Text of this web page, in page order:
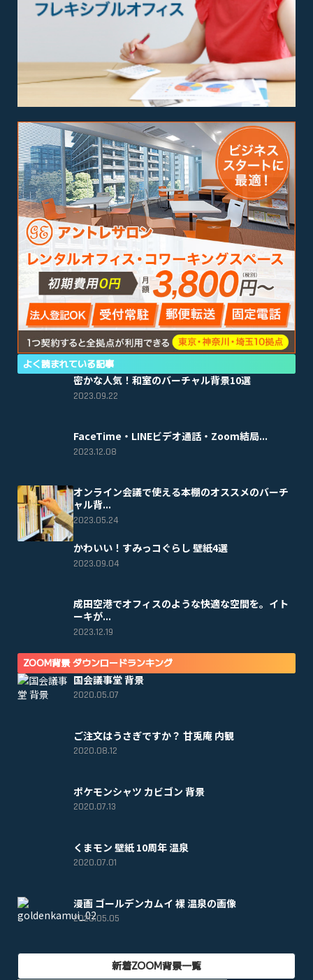
よく読まれている記事
密かな人気！和室のバーチャル背景10選
2023.09.22
FaceTime・LINEビデオ通話・Zoom結局...
2023.12.08
オンライン会議で使える本棚のオススメのバーチ
ャル背...
2023.05.24
かわいい！すみっコぐらし 壁紙4選
2023.09.04
成田空港でオフィスのような快適な空間を。イト
ーキが...
2023.12.19
ZOOM背景 ダウンロードランキング
国会議事堂 背景
2020.05.07
ご注文はうさぎですか？ 甘兎庵 内観
2020.08.12
ポケモンシャツ カビゴン 背景
2020.07.13
くまモン 壁紙 10周年 温泉
2020.07.01
漫画 ゴールデンカムイ 裸 温泉の画像
2020.05.05
新着ZOOM背景一覧